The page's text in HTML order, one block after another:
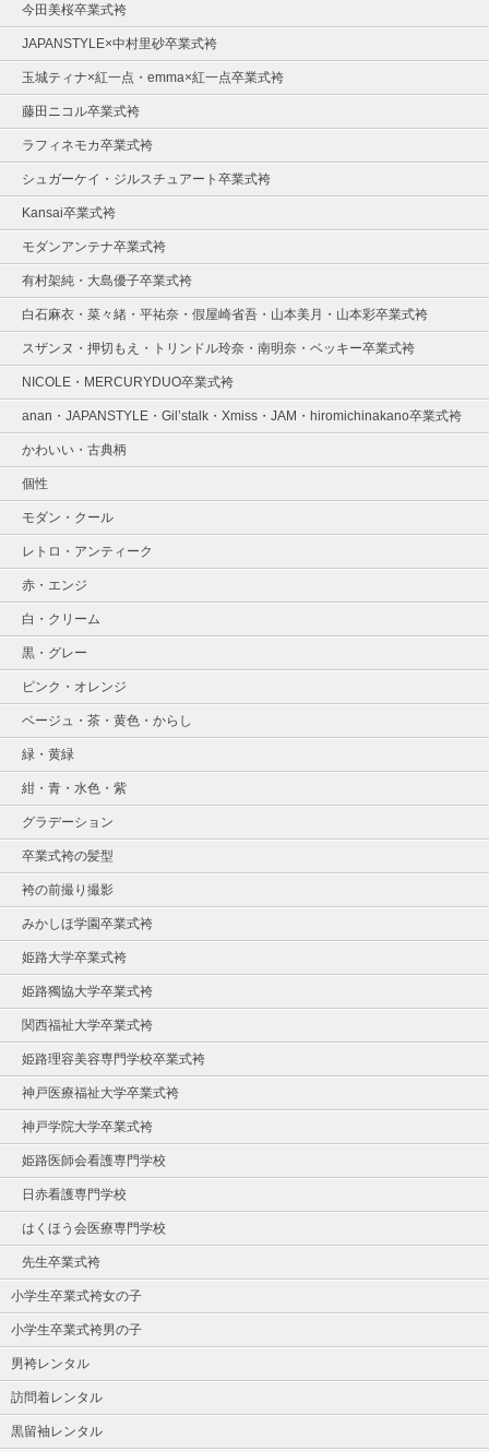
今田美桜卒業式袴
JAPANSTYLE×中村里砂卒業式袴
玉城ティナ×紅一点・emma×紅一点卒業式袴
藤田ニコル卒業式袴
ラフィネモカ卒業式袴
シュガーケイ・ジルスチュアート卒業式袴
Kansai卒業式袴
モダンアンテナ卒業式袴
有村架純・大島優子卒業式袴
白石麻衣・菜々緒・平祐奈・假屋崎省吾・山本美月・山本彩卒業式袴
スザンヌ・押切もえ・トリンドル玲奈・南明奈・ベッキー卒業式袴
NICOLE・MERCURYDUO卒業式袴
anan・JAPANSTYLE・Gil’stalk・Xmiss・JAM・hiromichinakano卒業式袴
かわいい・古典柄
個性
モダン・クール
レトロ・アンティーク
赤・エンジ
白・クリーム
黒・グレー
ピンク・オレンジ
ベージュ・茶・黄色・からし
緑・黄緑
紺・青・水色・紫
グラデーション
卒業式袴の髪型
袴の前撮り撮影
みかしほ学園卒業式袴
姫路大学卒業式袴
姫路獨協大学卒業式袴
関西福祉大学卒業式袴
姫路理容美容専門学校卒業式袴
神戸医療福祉大学卒業式袴
神戸学院大学卒業式袴
姫路医師会看護専門学校
日赤看護専門学校
はくほう会医療専門学校
先生卒業式袴
小学生卒業式袴女の子
小学生卒業式袴男の子
男袴レンタル
訪問着レンタル
黒留袖レンタル